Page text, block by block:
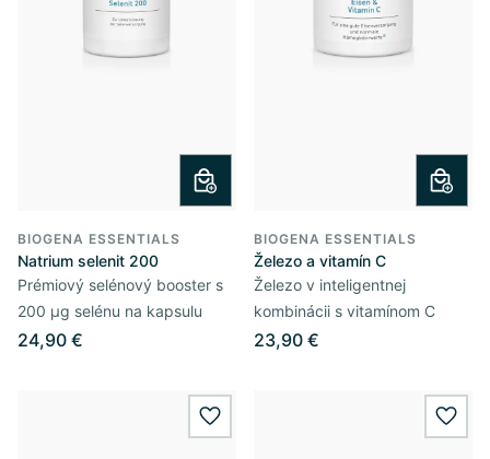
BIOGENA ESSENTIALS
Natrium selenit 200
Prémiový selénový booster s
200 µg selénu na kapsulu
24,90 €
BIOGENA ESSENTIALS
Železo a vitamín C
Železo v inteligentnej
kombinácii s vitamínom C
23,90 €
wishlist.add